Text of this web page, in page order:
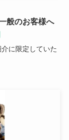
般のお客様へ
に限定していた